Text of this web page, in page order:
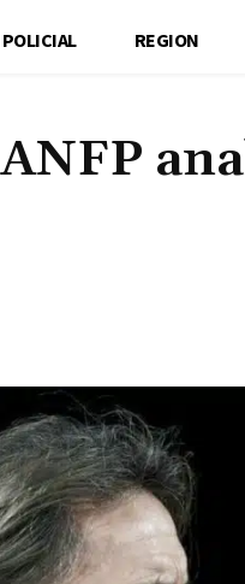
POLICIAL REGION